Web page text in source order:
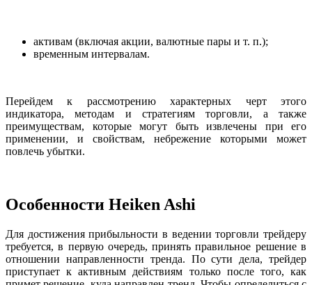
активам (включая акции, валютные пары и т. п.);
временным интервалам.
Перейдем к рассмотрению характерных черт этого
индикатора, методам и стратегиям торговли, а также
преимуществам, которые могут быть извлечены при его
применении, и свойствам, небрежение которыми может
повлечь убытки.
Особенности Heiken Ashi
Для достижения прибыльности в ведении торговли трейдеру
требуется, в первую очередь, принять правильное решение в
отношении направленности тренда. По сути дела, трейдер
приступает к активным действиям только после того, как